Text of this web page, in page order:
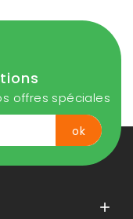
offres spéciales
